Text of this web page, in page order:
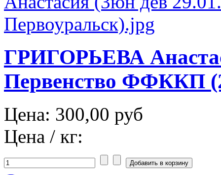
ГРИГОРЬЕВА
Первенство ФФККП
Цена: 300,00 руб
Цена / кг: